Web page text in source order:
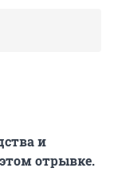
и
отрывке.